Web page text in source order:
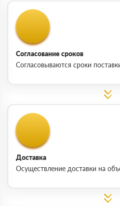
Согласование сроков
Согласовываются сроки
Доставка
Осуществление доставки на